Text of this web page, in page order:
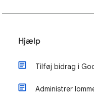
Hjælp
Tilføj bidrag i
Administrer